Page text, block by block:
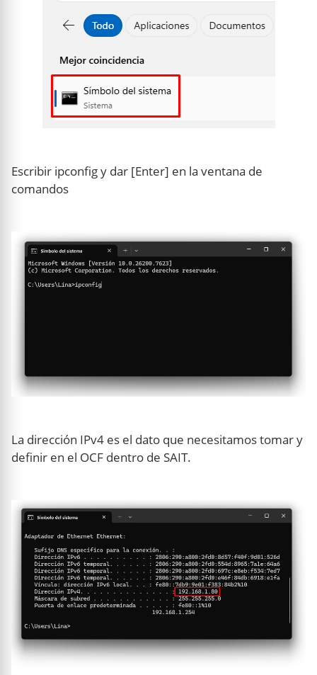
Escribir ipconfig y dar [Enter] en la ventana de
comandos
La dirección IPv4 es el dato que necesitamos tomar y
definir en el OCF dentro de SAIT.